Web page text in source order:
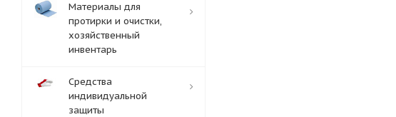
Материалы для
протирки и очистки,
хозяйственный
инвентарь
Средства
индивидуальной
защиты